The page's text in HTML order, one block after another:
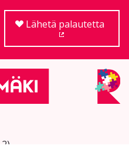
Lähetä palautetta